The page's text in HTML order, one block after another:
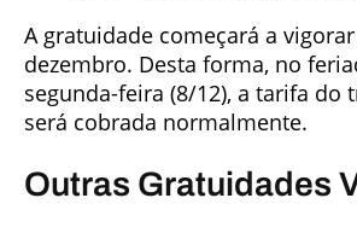
A gratuidade começará a
dezembro. Desta forma, no
segunda-feira (8/12), a tarifa do
será cobrada normalmente.
Outras Gratuidades